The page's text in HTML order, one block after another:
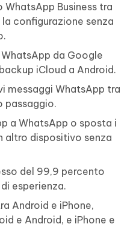
Business tra
configurazione senza
da Google
iCloud a Android.
messaggi WhatsApp tra
passaggio.
a WhatsApp o sposta i
altro dispositivo senza
del 99,9 percento
esperienza.
Android e iPhone,
e Android, e iPhone e